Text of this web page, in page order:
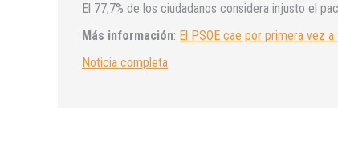
El 77,7% de los ciudadanos considera injusto el
Más información: El PSOE cae por primera vez
Noticia completa